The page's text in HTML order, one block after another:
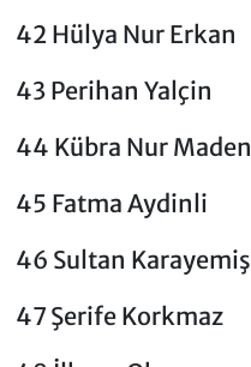
42 Hülya Nur Erkan
43 Perihan Yalçin
44 Kübra Nur Maden
45 Fatma Aydinli
46 Sultan Karayemiş
47 Şerife Korkmaz